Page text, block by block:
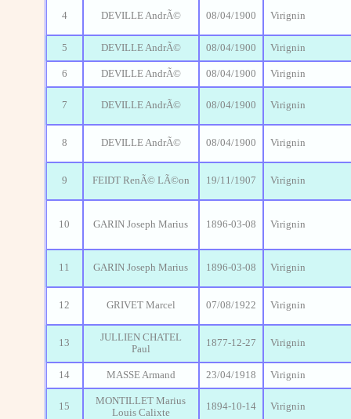
4 DEVILLE AndrÃ© 08/04/1900 Virignin
5 DEVILLE AndrÃ© 08/04/1900 Virignin
6 DEVILLE AndrÃ© 08/04/1900 Virignin
7 DEVILLE AndrÃ© 08/04/1900 Virignin
8 DEVILLE AndrÃ© 08/04/1900 Virignin
9 FEIDT RenÃ© LÃ©on 19/11/1907 Virignin
10 GARIN Joseph Marius 1896-03-08 Virignin
11 GARIN Joseph Marius 1896-03-08 Virignin
12 GRIVET Marcel 07/08/1922 Virignin
13
JULLIEN CHATEL
Paul
1877-12-27 Virignin
14 MASSE Armand 23/04/1918 Virignin
15
MONTILLET Marius
Louis Calixte
1894-10-14 Virignin